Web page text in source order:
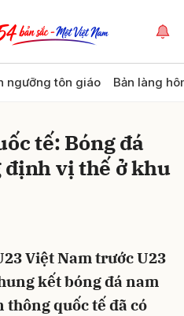
ngưỡng tôn giáo Bản làng
tế: Bóng đá
vị thế ở khu
Việt Nam trước U23
kết bóng đá nam
thông quốc tế đã có